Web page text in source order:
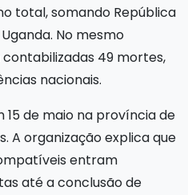
total, somando República
No mesmo
49 mortes,
nacionais.
de maio na província de
A organização explica que
entram
até a conclusão de